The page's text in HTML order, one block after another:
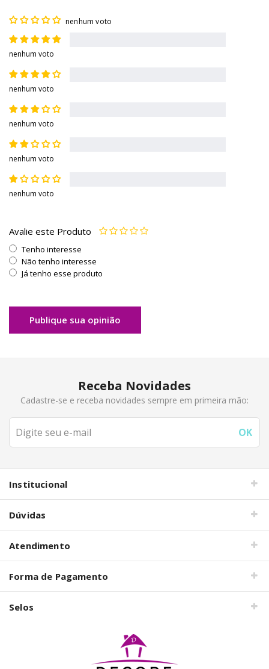
nenhum voto
nenhum voto
nenhum voto
nenhum voto
nenhum voto
nenhum voto
Avalie este Produto
Tenho interesse
Não tenho interesse
Já tenho esse produto
Publique sua opinião
Receba Novidades
Cadastre-se e receba novidades sempre em primeira mão:
Institucional
Dúvidas
Atendimento
Forma de Pagamento
Selos